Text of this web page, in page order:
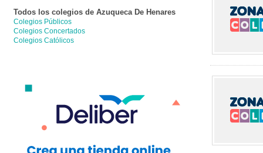
Todos los colegios de Azuqueca De Henares
Colegios Públicos
Colegios Concertados
Colegios Católicos